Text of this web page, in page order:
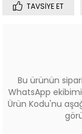
TAVSIYE ET
Bu ürünün
WhatsApp
Ürün Kodu'nu